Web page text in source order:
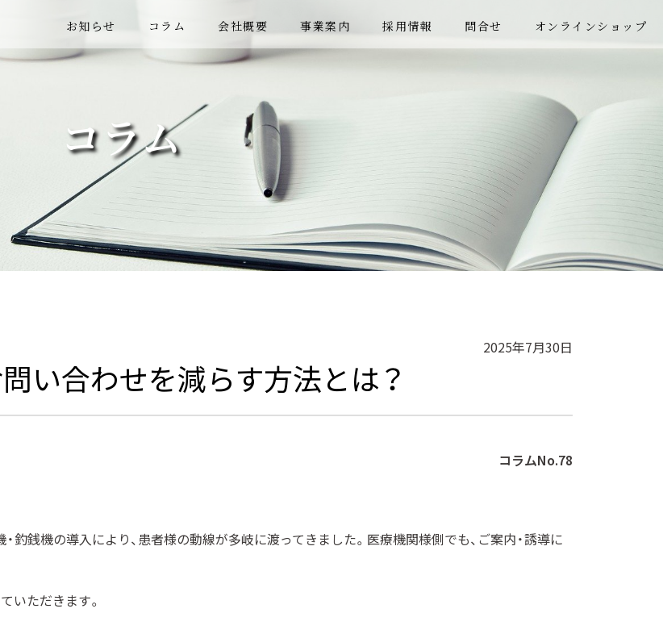
お知らせ コラム 会社概要 事業案内 採用情報 問合せ オンラインショップ
コラム
2025年7月30日
い合わせを減らす方法とは？
コラムNo.78
釣銭機の導入により、患者様の動線が多岐に渡ってきました。医療機関様側でも、ご案内・誘導に
いただきます。